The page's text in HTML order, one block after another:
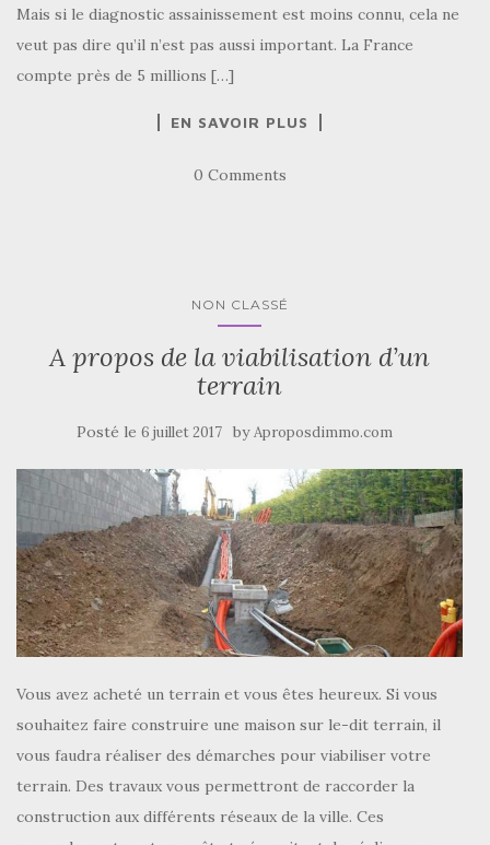
Mais si le diagnostic assainissement est moins connu, cela ne
veut pas dire qu’il n’est pas aussi important. La France
compte près de 5 millions […]
EN SAVOIR PLUS
0 Comments
NON CLASSÉ
A propos de la viabilisation d’un
terrain
Posté le 6 juillet 2017 byAproposdimmo.com
Vous avez acheté un terrain et vous êtes heureux. Si vous
souhaitez faire construire une maison sur le-dit terrain, il
vous faudra réaliser des démarches pour viabiliser votre
terrain. Des travaux vous permettront de raccorder la
construction aux différents réseaux de la ville. Ces